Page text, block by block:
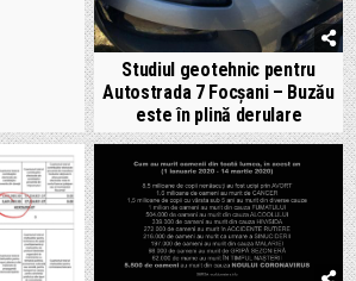
Studiul geotehnic pentru
Autostrada 7 Focșani – Buzău
este în plină derulare